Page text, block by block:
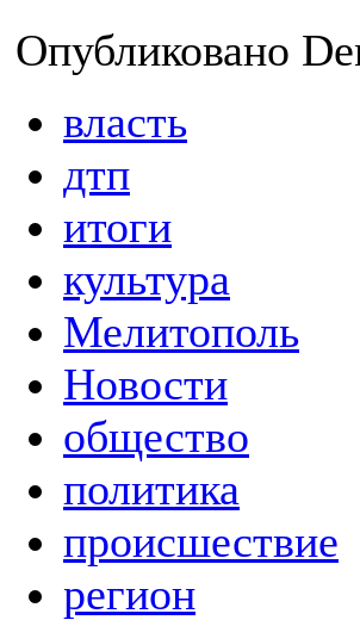
Опубликовано
власть
дтп
итоги
культура
Мелитополь
Новости
общество
политика
происшествие
регион